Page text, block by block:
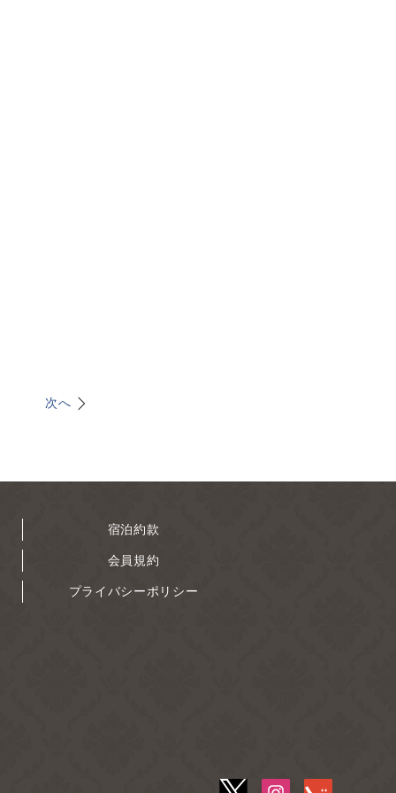
次へ
宿泊約款
会員規約
プライバシーポリシー